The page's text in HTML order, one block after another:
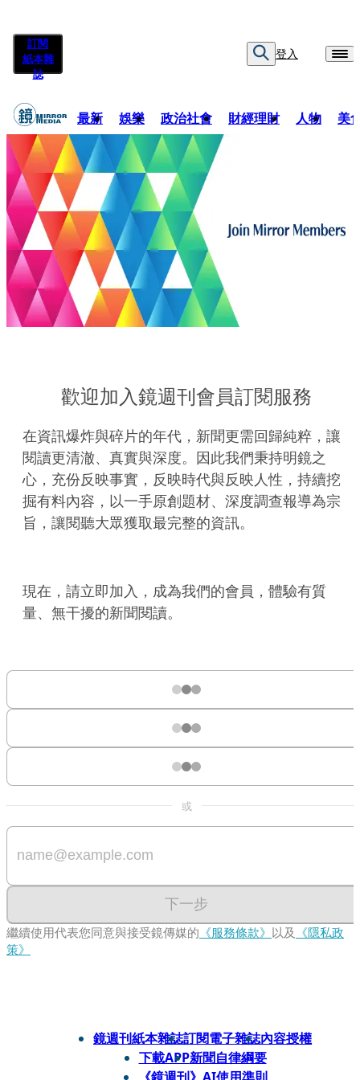
訂閱
紙本雜
誌
登入
最新 娛樂 政治社會 財經理財 人物 美
歡迎加入鏡週刊會員訂閱服務
在資訊爆炸與碎片的年代，新聞更需回歸純粹，讓
閱讀更清澈、真實與深度。因此我們秉持明鏡之
心，充份反映事實，反映時代與反映人性，持續挖
掘有料內容，以一手原創題材、深度調查報導為宗
旨，讓閱聽大眾獲取最完整的資訊。
現在，請立即加入，成為我們的會員，體驗有質
量、無干擾的新聞閱讀。
或
下一步
繼續使用代表您同意與接受鏡傳媒的 《服務條款》 以及 《隱私政
策》
鏡週刊紙本雜誌訂閱電子雜誌內容授權
下載APP新聞自律綱要